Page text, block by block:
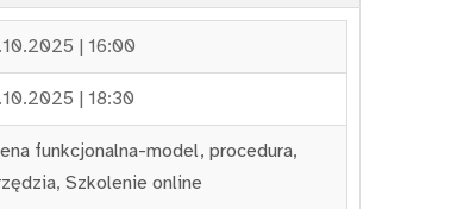
| 16:00
| 18:30
funkcjonalna-model, procedura,
, Szkolenie online